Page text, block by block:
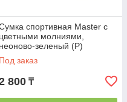
спортивная Master с
цветными молниями,
неоново-зеленый (Р)
Под заказ
800 ₸